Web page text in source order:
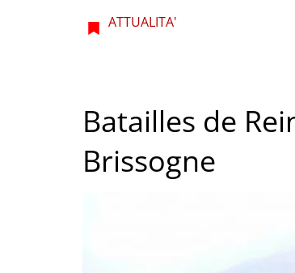
ATTUALITA'
Batailles de
Brissogne